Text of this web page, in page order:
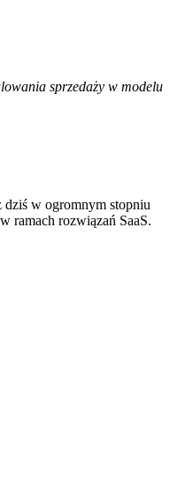
sprzedaży w modelu
dziś w ogromnym stopniu
ramach rozwiązań SaaS.